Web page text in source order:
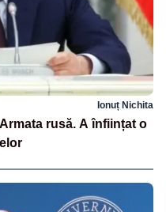
Ionuț Nichita
rusă. A înființat o